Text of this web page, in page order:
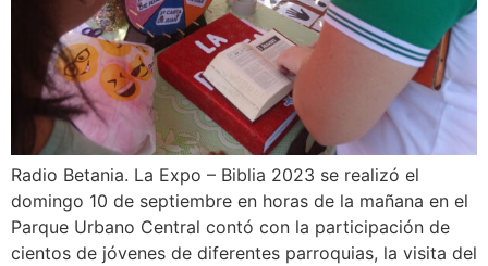
Radio Betania. La Expo – Biblia 2023 se realizó el
domingo 10 de septiembre en horas de la mañana en el
Parque Urbano Central contó con la participación de
cientos de jóvenes de diferentes parroquias, la visita del